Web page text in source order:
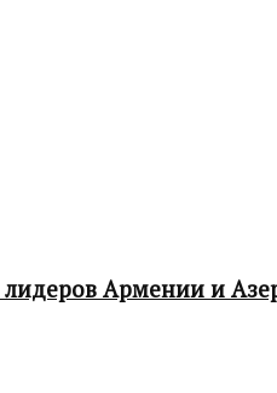
Армении и